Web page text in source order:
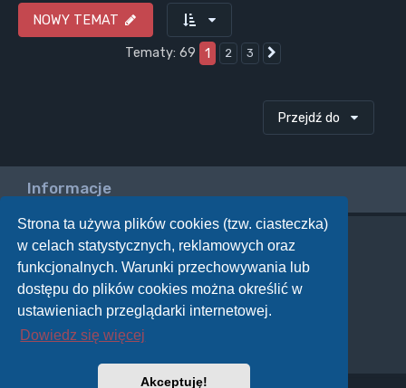
Strona ta używa plików cookies (tzw. ciasteczka)
w celach statystycznych, reklamowych oraz
funkcjonalnych. Warunki przechowywania lub
dostępu do plików cookies można określić w
ustawieniach przeglądarki internetowej.
Dowiedz się więcej
Akceptuję!
NOWY TEMAT
Tematy: 69
1 2 3
Przejdź do
Informacje
Twoje uprawnienia na tym forum
Nie możesztworzyć nowych tematów
Nie możeszodpowiadać w tematach
Nie możesz zmieniać swoich postów
Nie możesz
usuwać swoich postów
Nie możeszdodawać załączników